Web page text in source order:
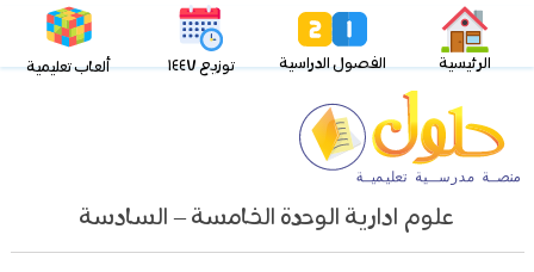
الرئيسية الفصول الدراسية توزيع ١٤٤٧ ألعاب تعليمية
علوم ادارية الوحدة الخامسة – السادسة